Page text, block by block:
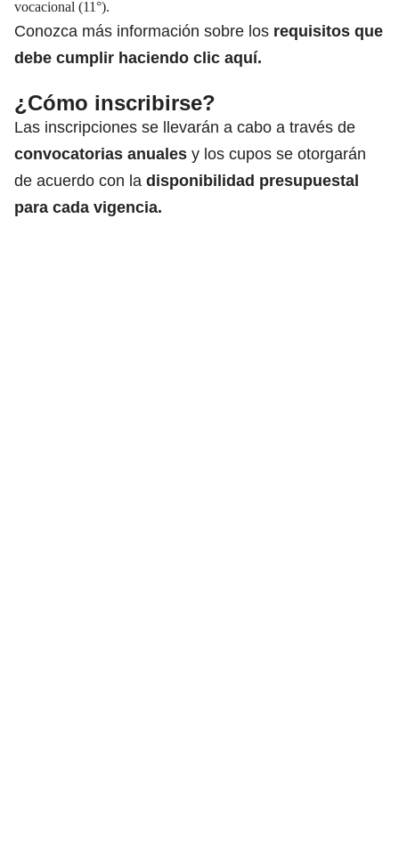
vocacional (11°).
Conozca más información sobre los requisitos que
debe cumplir haciendo clic aquí.
¿Cómo inscribirse?
Las inscripciones se llevarán a cabo a través de
convocatorias anuales y los cupos se otorgarán
de acuerdo con la disponibilidad presupuestal
para cada vigencia.